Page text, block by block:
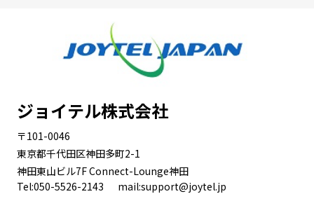
ジョイテル株式会社
〒101-0046
東京都千代田区神田多町2-1
神田東山ビル7F Connect-Lounge神田
Tel:050-5526-2143
mail:support@joytel.jp